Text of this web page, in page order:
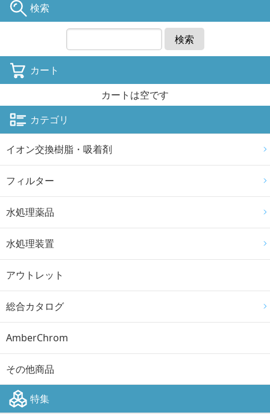
検索
検索
カート
カートは空です
カテゴリ
イオン交換樹脂・吸着剤
フィルター
水処理薬品
水処理装置
アウトレット
総合カタログ
AmberChrom
その他商品
特集